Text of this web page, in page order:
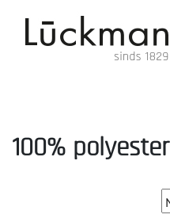
100% polyester